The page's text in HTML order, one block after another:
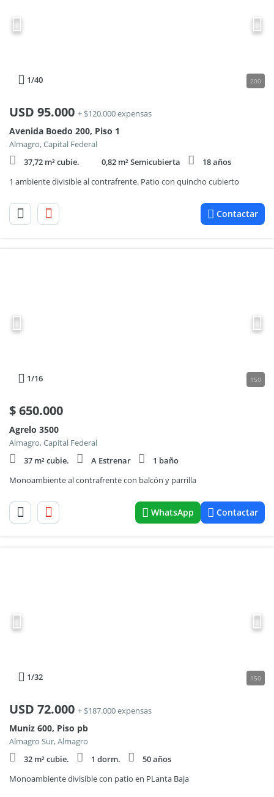
1/40 200
USD 95.000 + $120.000 expensas
Avenida Boedo 200, Piso 1
Almagro, Capital Federal
37,72 m² cubie.
0,82 m² Semicubierta
18 años
1 ambiente divisible al contrafrente. Patio con quincho cubierto
Contactar
1/16 150
$650.000
Agrelo 3500
Almagro, Capital Federal
37 m² cubie.
A Estrenar
1 baño
Monoambiente al contrafrente con balcón y parrilla
WhatsApp Contactar
1/32 150
USD 72.000 + $187.000 expensas
Muniz 600, Piso pb
Almagro Sur, Almagro
32 m² cubie.
1 dorm.
50 años
Monoambiente divisible con patio en PLanta Baja